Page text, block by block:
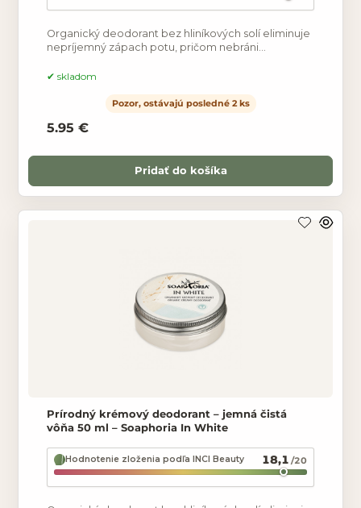
Organický deodorant bez hliníkových solí eliminuje
nepríjemný zápach potu, pričom nebráni
Nezabraňuje
skladom
Pozor, ostávajú posledné 2 ks
5.95 €
Pridať do košíka
Prírodný krémový deodorant – jemná čistá
vôňa 50 ml – Soaphoria In White
Hodnotenie zloženia podľa INCI Beauty 18,1 /20